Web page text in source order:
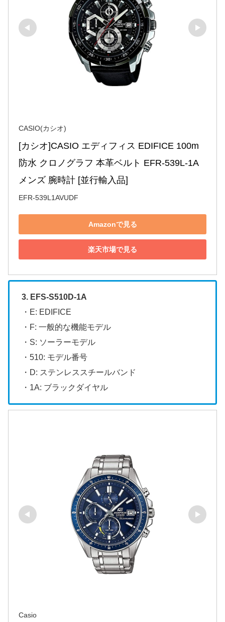
CASIO(カシオ)
[カシオ]CASIO エディフィス EDIFICE 100m
防水 クロノグラフ 本革ベルト EFR-539L-1A
メンズ 腕時計 [並行輸入品]
EFR-539L1AVUDF
Amazonで見る
楽天市場で見る
3. EFS-S510D-1A
・E: EDIFICE
・F: 一般的な機能モデル
・S: ソーラーモデル
・510: モデル番号
・D: ステンレススチールバンド
・1A: ブラックダイヤル
Casio